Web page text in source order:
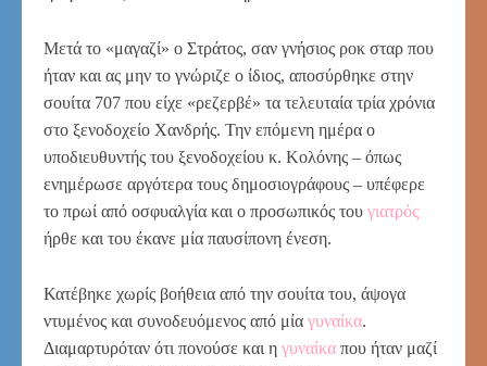
Μετά το «μαγαζί» ο Στράτος, σαν γνήσιος ροκ σταρ που
ήταν και ας μην το γνώριζε ο ίδιος, αποσύρθηκε στην
σουίτα 707 που είχε «ρεζερβέ» τα τελευταία τρία χρόνια
στο ξενοδοχείο Χανδρής. Την επόμενη ημέρα ο
υποδιευθυντής του ξενοδοχείου κ. Κολόνης – όπως
ενημέρωσε αργότερα τους δημοσιογράφους – υπέφερε
το πρωί από οσφυαλγία και ο προσωπικός του γιατρός
ήρθε και του έκανε μία παυσίπονη ένεση.
Κατέβηκε χωρίς βοήθεια από την σουίτα του, άψογα
ντυμένος και συνοδευόμενος από μία γυναίκα.
Διαμαρτυρόταν ότι πονούσε και η γυναίκα που ήταν μαζί